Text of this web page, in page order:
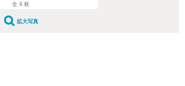
全 4 枚
拡大写真